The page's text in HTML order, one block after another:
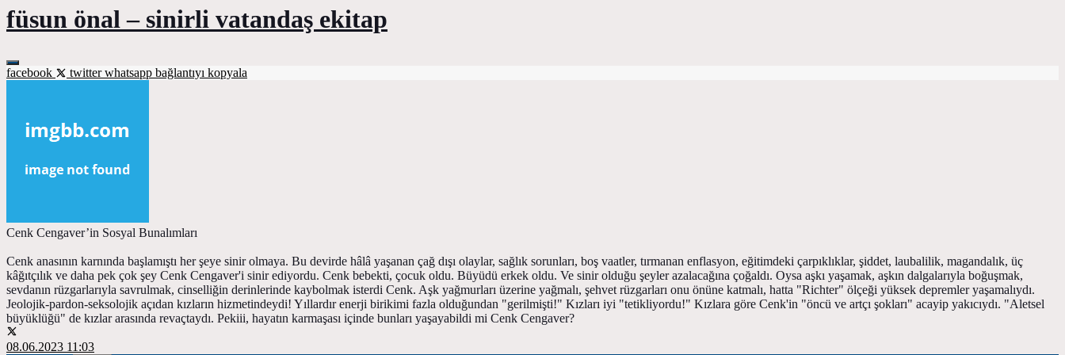
füsun önal – sinirli vatandaş ekitap
facebook twitterwhatsapp bağlantıyı kopyala
Cenk Cengaver’in Sosyal Bunalımları
Cenk anasının karnında başlamıştı her şeye sinir olmaya. Bu devirde hâlâ yaşanan çağ dışı olaylar, sağlık sorunları, boş vaatler, tırmanan enflasyon, eğitimdeki çarpıklıklar, şiddet, laubalilik, magandalık, üç
kâğıtçılık ve daha pek çok şey Cenk Cengaver'i sinir ediyordu. Cenk bebekti, çocuk oldu. Büyüdü erkek oldu. Ve sinir olduğu şeyler azalacağına çoğaldı. Oysa aşkı yaşamak, aşkın dalgalarıyla boğuşmak,
sevdanın rüzgarlarıyla savrulmak, cinselliğin derinlerinde kaybolmak isterdi Cenk. Aşk yağmurları üzerine yağmalı, şehvet rüzgarları onu önüne katmalı, hatta "Richter" ölçeği yüksek depremler yaşamalıydı.
Jeolojik-pardon-seksolojik açıdan kızların hizmetindeydi! Yıllardır enerji birikimi fazla olduğundan "gerilmişti!" Kızları iyi "tetikliyordu!" Kızlara göre Cenk'in "öncü ve artçı şokları" acayip yakıcıydı. "Aletsel
büyüklüğü" de kızlar arasında revaçtaydı. Pekiii, hayatın karmaşası içinde bunları yaşayabildi mi Cenk Cengaver?
08.06.2023 11:03